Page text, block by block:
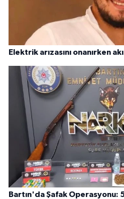
Elektrik arızasını onanırken
Bartın'da Şafak Operasyonu: